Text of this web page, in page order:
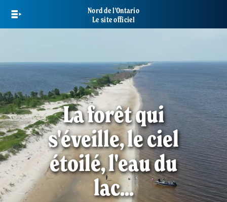
main
Nord de l'Ontario
Le site officiel
La forêt qui
s'éveille, le ciel
étoilé, l'eau du
lac...